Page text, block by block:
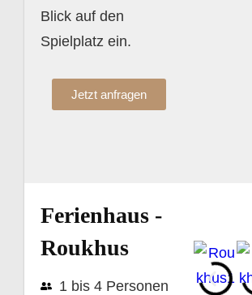
Blick auf den
Spielplatz ein.
Jetzt anfragen
Ferienhaus -
Roukhus
1 bis 4 Personen